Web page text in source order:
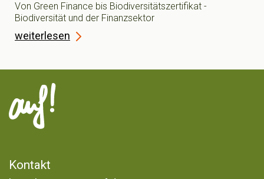
Von Green Finance bis Biodiversitätszertifikat -
Biodiversität und der Finanzsektor
weiterlesen
Kontakt